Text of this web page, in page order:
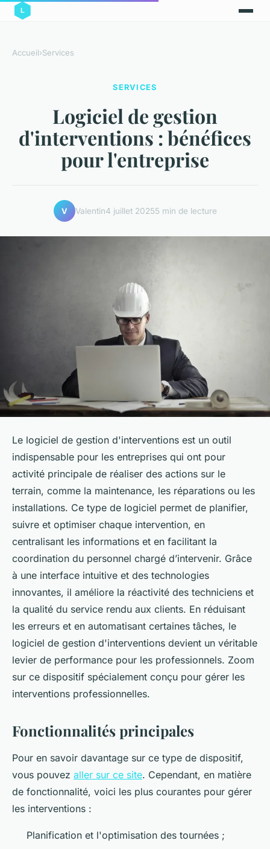
Accueil›Services
SERVICES
Logiciel de gestion
d'interventions : bénéfices
pour l'entreprise
V Valentin4 juillet 20255 min de lecture
Le logiciel de gestion d'interventions est un outil
indispensable pour les entreprises qui ont pour
activité principale de réaliser des actions sur le
terrain, comme la maintenance, les réparations ou les
installations. Ce type de logiciel permet de planifier,
suivre et optimiser chaque intervention, en
centralisant les informations et en facilitant la
coordination du personnel chargé d’intervenir. Grâce
à une interface intuitive et des technologies
innovantes, il améliore la réactivité des techniciens et
la qualité du service rendu aux clients. En réduisant
les erreurs et en automatisant certaines tâches, le
logiciel de gestion d'interventions devient un véritable
levier de performance pour les professionnels. Zoom
sur ce dispositif spécialement conçu pour gérer les
interventions professionnelles.
Fonctionnalités principales
Pour en savoir davantage sur ce type de dispositif,
vous pouvez aller sur ce site. Cependant, en matière
de fonctionnalité, voici les plus courantes pour gérer
les interventions :
Planification et l'optimisation des tournées ;